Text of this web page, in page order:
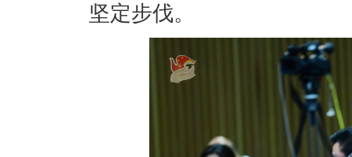
坚定步伐。